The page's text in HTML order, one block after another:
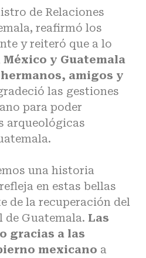
de Relaciones
reafirmó los
y reiteró que a lo
México y Guatemala
amigos y
las gestiones
para poder
arqueológicas
una historia
en estas bellas
de la recuperación del
Guatemala. Las
gracias a las
mexicano a